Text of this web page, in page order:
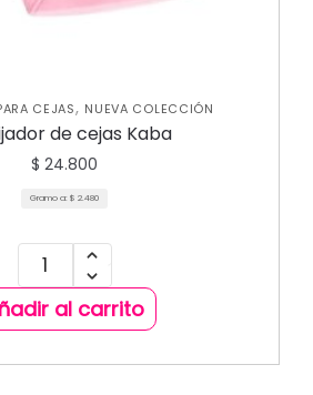
CEJAS, NUEVA COLECCIÓN
de cejas Kaba
$ 24.800
Gramo a: $ 2.480
al carrito